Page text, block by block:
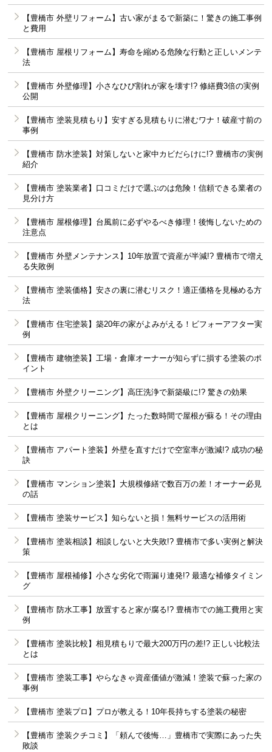
【豊橋市 外壁リフォーム】古い家がまるで新築に！驚きの施工事例
と費用
【豊橋市 屋根リフォーム】寿命を縮める危険な行動と正しいメンテ
法
【豊橋市 外壁修理】小さなひび割れが家を壊す!? 修繕費3倍の実例
公開
【豊橋市 塗装見積もり】安すぎる見積もりに潜むワナ！破産寸前の
事例
【豊橋市 防水塗装】対策しないと家中カビだらけに!? 豊橋市の実例
紹介
【豊橋市 塗装業者】口コミだけで選ぶのは危険！信頼できる業者の
見分け方
【豊橋市 屋根修理】台風前に必ずやるべき修理！後悔しないための
注意点
【豊橋市 外壁メンテナンス】10年放置で資産が半減!? 豊橋市で増え
る失敗例
【豊橋市 塗装価格】安さの裏に潜むリスク！適正価格を見極める方
法
【豊橋市 住宅塗装】築20年の家がよみがえる！ビフォーアフター実
例
【豊橋市 建物塗装】工場・倉庫オーナーが知らずに損する塗装のポ
イント
【豊橋市 外壁クリーニング】高圧洗浄で新築級に!? 驚きの効果
【豊橋市 屋根クリーニング】たった数時間で屋根が蘇る！その理由
とは
【豊橋市 アパート塗装】外壁を直すだけで空室率が激減!? 成功の秘
訣
【豊橋市 マンション塗装】大規模修繕で数百万の差！オーナー必見
の話
【豊橋市 塗装サービス】知らないと損！無料サービスの活用術
【豊橋市 塗装相談】相談しないと大失敗!? 豊橋市で多い実例と解決
策
【豊橋市 屋根補修】小さな劣化で雨漏り連発!? 最適な補修タイミン
グ
【豊橋市 防水工事】放置すると家が腐る!? 豊橋市での施工費用と実
例
【豊橋市 塗装比較】相見積もりで最大200万円の差!? 正しい比較法
とは
【豊橋市 塗装工事】やらなきゃ資産価値が激減！塗装で蘇った家の
事例
【豊橋市 塗装プロ】プロが教える！10年長持ちする塗装の秘密
【豊橋市 塗装クチコミ】「頼んで後悔…」豊橋市で実際にあった失
敗談